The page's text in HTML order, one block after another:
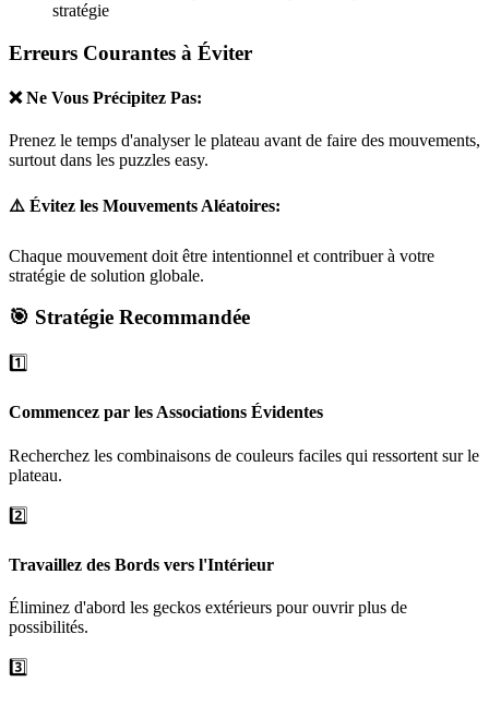
stratégie
Erreurs Courantes à Éviter
❌ Ne Vous Précipitez Pas:
Prenez le temps d'analyser le plateau avant de faire des mouvements,
surtout dans les puzzles easy.
⚠️ Évitez les Mouvements Aléatoires:
Chaque mouvement doit être intentionnel et contribuer à votre
stratégie de solution globale.
🎯 Stratégie Recommandée
1️⃣
Commencez par les Associations Évidentes
Recherchez les combinaisons de couleurs faciles qui ressortent sur le
plateau.
2️⃣
Travaillez des Bords vers l'Intérieur
Éliminez d'abord les geckos extérieurs pour ouvrir plus de
possibilités.
3️⃣